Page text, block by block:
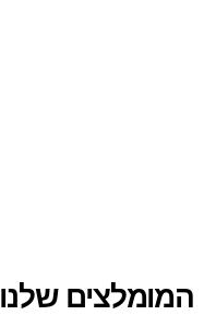
המומלצים שלנו